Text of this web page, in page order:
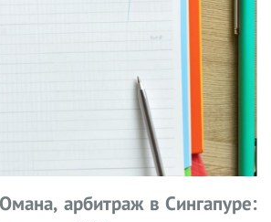
арбитраж в Сингапуре: